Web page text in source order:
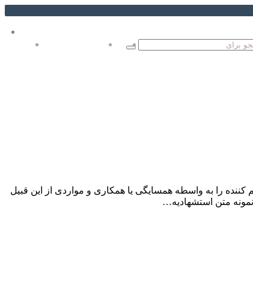
تغییر
جستجو
را به واسطه همسایگی یا همکاری و مواردی از این قبیل
متن استشهادیه…